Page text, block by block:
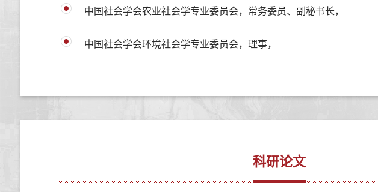
中国社会学会农业社会学专业委员会，常务委员、副秘书长，
中国社会学会环境社会学专业委员会，理事，
科研论文